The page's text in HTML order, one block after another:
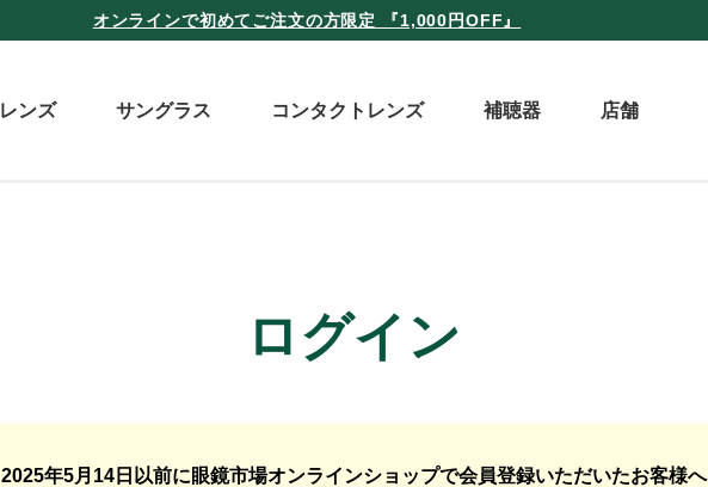
オンラインで初めてご注文の方限定 『1,000円OFF』
レンズ サングラス コンタクトレンズ 補聴器 店舗
ログイン
2025年5月14日以前に眼鏡市場オンラインショップで会員登録いただいたお客様へ